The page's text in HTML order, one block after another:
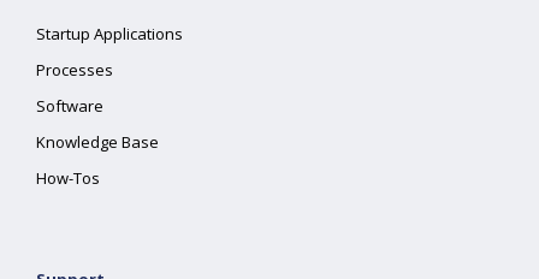
Startup Applications
Processes
Software
Knowledge Base
How-Tos